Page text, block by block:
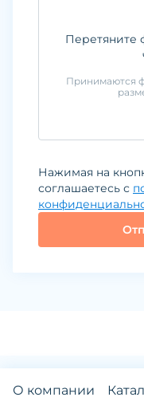
Перетяните
Принимаются
Нажимая на
соглашаетесь с
О компании